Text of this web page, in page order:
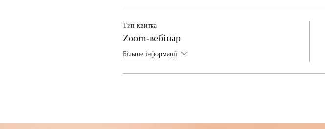
Тип квитка
Zoom-вебінар
Більше інформації